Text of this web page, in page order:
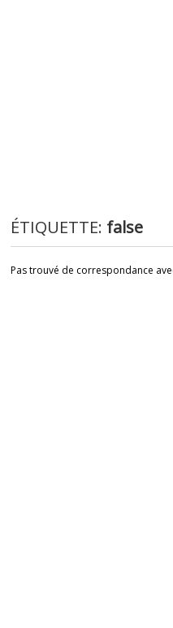
ÉTIQUETTE: false
Pas trouvé de correspondance